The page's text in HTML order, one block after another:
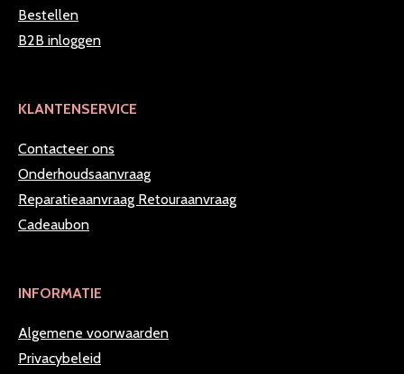
Bestellen
B2B inloggen
KLANTENSERVICE
Contacteer ons
Onderhoudsaanvraag
Reparatieaanvraag Retouraanvraag
Cadeaubon
INFORMATIE
Algemene voorwaarden
Privacybeleid